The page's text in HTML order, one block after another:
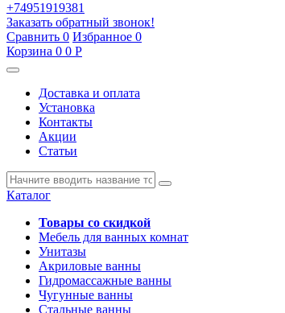
+74951919381
Заказать обратный звонок!
Сравнить 0 Избранное 0
Корзина 0 0 Р
Доставка и оплата
Установка
Контакты
Акции
Статьи
Каталог
Товары со скидкой
Мебель для ванных комнат
Унитазы
Акриловые ванны
Гидромассажные ванны
Чугунные ванны
Стальные ванны